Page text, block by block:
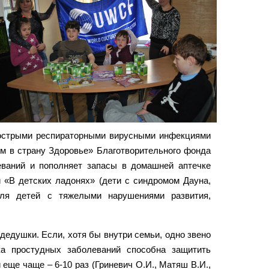
респираторными вирусными инфекциями
страну Здоровье» Благотворительного фонда
и пополняет запасы в домашней аптечке
детских ладонях» (дети с синдромом Дауна,
детей с тяжелыми нарушениями развития,
Если, хотя бы внутри семьи, одно звено
простудных заболеваний способна защитить
еще чаще – 6-10 раз (Гриневич О.И., Матяш В.И.,